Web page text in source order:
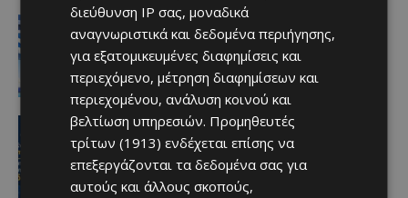
Ειδήσεις
Στον αέρα η ακτοπλοϊκή Κύπρου –
Ελλάδας μετά το 2027 χωρίς νέα
κρατική επιδότηση
Afentiko 07/08/2026
ΑΕΛ
Ποδοσφαιριστές μπορούν να
εγγράφονται στα μητρώα διαιτητών
(κανονισμοί και προϋποθέσεις)
Afentiko - 07/08/2026
διεύθυνση IP σας, μοναδικά
αναγνωριστικά και δεδομένα περιήγησης,
για εξατομικευμένες διαφημίσεις και
περιεχόμενο, μέτρηση διαφημίσεων και
περιεχομένου, ανάλυση κοινού και
βελτίωση υπηρεσιών. Προμηθευτές
τρίτων (1913) ενδέχεται επίσης να
επεξεργάζονται τα δεδομένα σας για
αυτούς και άλλους σκοπούς,